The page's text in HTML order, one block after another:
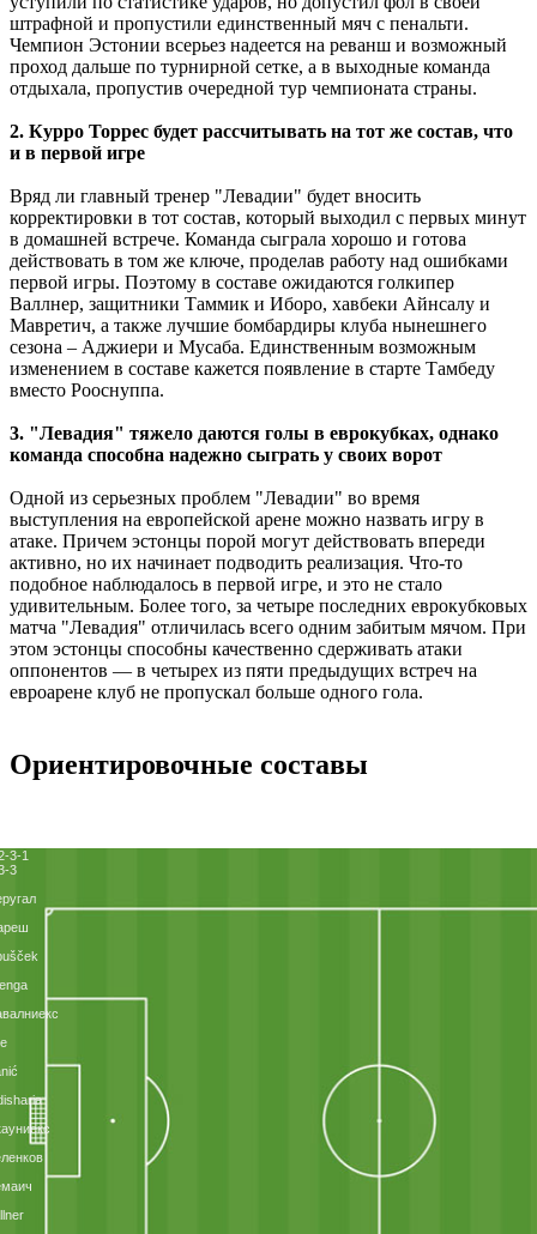
штрафной и пропустили единственный мяч с пенальти.
Чемпион Эстонии всерьез надеется на реванш и возможный
проход дальше по турнирной сетке, а в выходные команда
отдыхала, пропустив очередной тур чемпионата страны.
2. Курро Торрес будет рассчитывать на тот же состав, что
и в первой игре
Вряд ли главный тренер "Левадии" будет вносить
корректировки в тот состав, который выходил с первых минут
в домашней встрече. Команда сыграла хорошо и готова
действовать в том же ключе, проделав работу над ошибками
первой игры. Поэтому в составе ожидаются голкипер
Валлнер, защитники Таммик и Иборо, хавбеки Айнсалу и
Мавретич, а также лучшие бомбардиры клуба нынешнего
сезона – Аджиери и Мусаба. Единственным возможным
изменением в составе кажется появление в старте Тамбеду
вместо Рооснуппа.
3. "Левадия" тяжело даются голы в еврокубках, однако
команда способна надежно сыграть у своих ворот
Одной из серьезных проблем "Левадии" во время
выступления на европейской арене можно назвать игру в
атаке. Причем эстонцы порой могут действовать впереди
активно, но их начинает подводить реализация. Что-то
подобное наблюдалось в первой игре, и это не стало
удивительным. Более того, за четыре последних еврокубковых
матча "Левадия" отличилась всего одним забитым мячом. При
этом эстонцы способны качественно сдерживать атаки
оппонентов ― в четырех из пяти предыдущих встреч на
евроарене клуб не пропускал больше одного гола.
Ориентировочные составы
3-1
3